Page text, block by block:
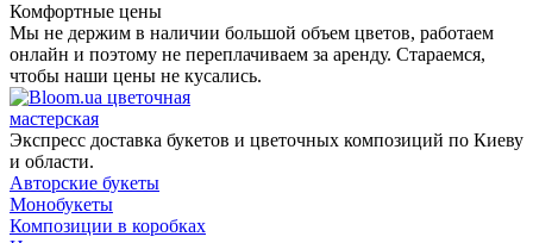
Комфортные цены
Мы не держим в наличии большой объем цветов, работаем
онлайн и поэтому не переплачиваем за аренду. Стараемся,
чтобы наши цены не кусались.
цветочная
мастерская
Экспресс доставка букетов и цветочных композиций по Киеву
и области.
Авторские букеты
Монобукеты
Композиции в коробках